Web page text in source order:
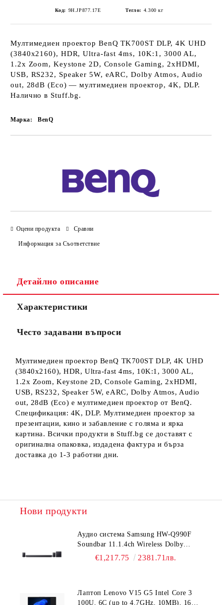
Код: 9H.JP877.17E Тегло: 4.300 кг
Мултимедиен проектор BenQ TK700ST DLP, 4K UHD
(3840x2160), HDR, Ultra-fast 4ms, 10K:1, 3000 AL,
1.2x Zoom, Keystone 2D, Console Gaming, 2xHDMI,
USB, RS232, Speaker 5W, eARC, Dolby Atmos, Audio
out, 28dB (Eco) — мултимедиен проектор, 4K, DLP.
Налично в Stuff.bg.
Марка: BenQ
Оцени продукта Сравни
Информация за Съответствие
Детайлно описание
Характеристики
Често задавани въпроси
Мултимедиен проектор BenQ TK700ST DLP, 4K UHD
(3840x2160), HDR, Ultra-fast 4ms, 10K:1, 3000 AL,
1.2x Zoom, Keystone 2D, Console Gaming, 2xHDMI,
USB, RS232, Speaker 5W, eARC, Dolby Atmos, Audio
out, 28dB (Eco) е мултимедиен проектор от BenQ.
Спецификация: 4K, DLP. Мултимедиен проектор за
презентации, кино и забавление с голяма и ярка
картина. Всички продукти в Stuff.bg се доставят с
оригинална опаковка, издадена фактура и бърза
доставка до 1-3 работни дни.
Нови продукти
Аудио система Samsung HW-Q990F
Soundbar 11.1.4ch Wireless Dolby
Atmos Model 2025 Black
€1,217.75 2381.71лв.
Лаптоп Lenovo V15 G5 Intel Core 3
100U, 6C (up to 4.7GHz, 10MB), 16GB